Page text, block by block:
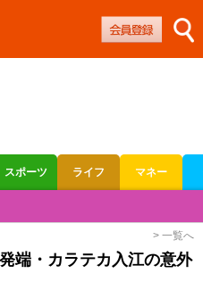
スポーツ ライフ マネー
> 一覧へ
端・カラテカ入江の意外